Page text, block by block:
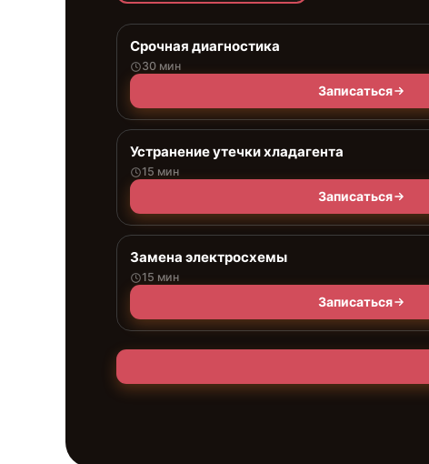
Срочная диагностика
30 мин
Записаться
Устранение утечки хладагента
15 мин
Записаться
Замена электросхемы
15 мин
Записаться